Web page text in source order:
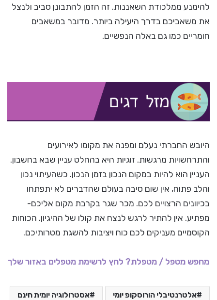
להימנע ממלכודת השאננות. זה הזמן להתבונן סביב ולנצל
את משאביכם בדרך היעילה ביותר. מדובר במשאבים
חומריים כמו גם באלה הנפשיים.
היובש החברתי נעלם ומפנה את מקומו לאירועים
והתרחשויות מרגשות. זוגיות היא בהחלט עניין שבא בחשבון.
העניין הוא להיות במקום הנכון בזמן הנכון. כשהעיתוי נכון
והלב פתוח, אין שום סיבה בעולם שהדברים לא יתפתחו
בכיוונים הרצויים לכם. מכר שגר בקרבת מקום אליכם-
מפתיע. אין להתיר לרגש לנצח את קולו של ההיגיון. הכוחות
הקוסמיים מעניקים לכם כוח ויציבות להשגת מטרותיכם.
מחפש מטפל / מטפלת? לחץ לרשימת מטפלים באזור שלך
אלטרנטיבלי הורוסקופ יומי אסטרולוגיה יומית חינם